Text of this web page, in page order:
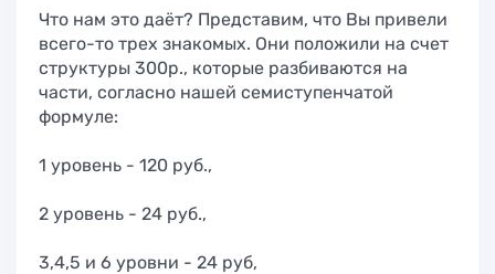
Что нам это даёт? Представим, что Вы привели
всего-то трех знакомых. Они положили на счет
структуры 300р., которые разбиваются на
части, согласно нашей семиступенчатой
формуле:
1 уровень - 120 руб.,
2 уровень - 24 руб.,
3,4,5 и 6 уровни - 24 руб,